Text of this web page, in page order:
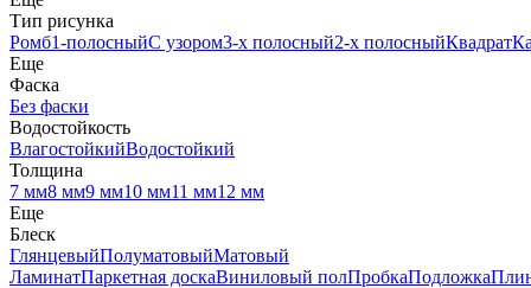
Тип рисунка
Ромб1-полосныйС узором3-х полосный2-х полосныйКвадрат
Еще
Фаска
Без фаски
Водостойкость
ВлагостойкийВодостойкий
Толщина
7 мм8 мм9 мм10 мм11 мм12 мм
Еще
Блеск
ГлянцевыйПолуматовыйМатовый
ЛаминатПаркетная доскаВиниловый полПробкаПодложка